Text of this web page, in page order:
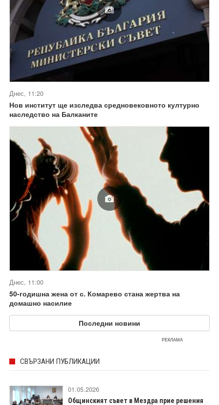
Днес, 11:20
Нов институт ще изследва средновековното културно
наследство на Балканите
Днес, 11:00
50-годишна жена от с. Комарево стана жертва на
домашно насилие
Последни новини
РЕКЛАМА
СВЪРЗАНИ ПУБЛИКАЦИИ
01.05.2026
Общинският съвет в Мездра прие решения